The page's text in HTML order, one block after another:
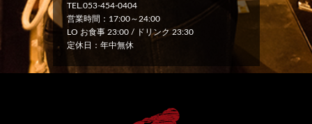
TEL.053-454-0404
営業時間：17:00～24:00
LO お食事 23:00 / ドリンク 23:30
定休日：年中無休